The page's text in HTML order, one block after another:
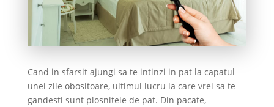
Cand in sfarsit ajungi sa te intinzi in pat la capatul
unei zile obositoare, ultimul lucru la care vrei sa te
gandesti sunt plosnitele de pat. Din pacate,